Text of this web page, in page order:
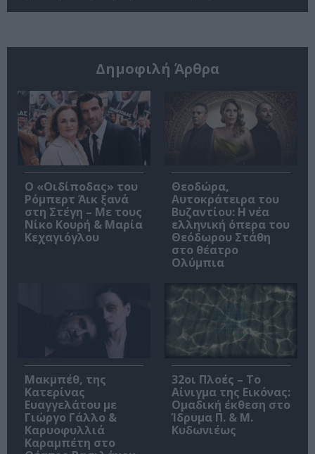
Δημοφιλή Άρθρα
O «Οιδίποδας» του
Ρόμπερτ Άικ ξανά
στη Στέγη – Με τους
Νίκο Κουρή & Μαρία
Κεχαγιόγλου
Θεοδώρα,
Αυτοκράτειρα του
Βυζαντίου: Η νέα
ελληνική όπερα του
Θεόδωρου Στάθη
στο θέατρο
Ολύμπια
Μακμπέθ, της
Κατερίνας
Ευαγγελάτου με
Γιώργο Γάλλο &
Καρυοφυλλιά
Καραμπέτη στο
32οι Πλοές – Το
Αίνιγμα της Εικόνας:
Ομαδική έκθεση στο
Ίδρυμα Π. & Μ.
Κυδωνιέως